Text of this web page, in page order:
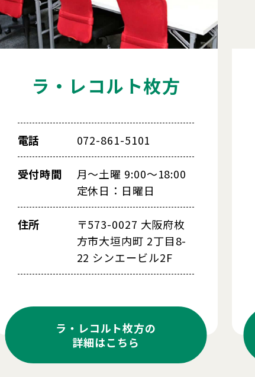
ラ・レコルト枚方
電話 072-861-5101
受付時間
月～土曜 9:00～18:00
定休日：日曜日
住所
〒573-0027 大阪府枚
方市大垣内町 2丁目8-
22 シンエービル2F
ラ・レコルト枚方の
詳細はこちら